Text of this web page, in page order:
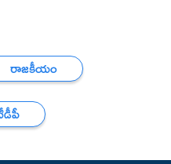
రాజకీయం